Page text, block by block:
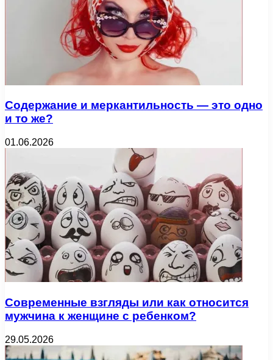
Содержание и меркантильность — это одно
и то же?
01.06.2026
Современные взгляды или как относится
мужчина к женщине с ребенком?
29.05.2026